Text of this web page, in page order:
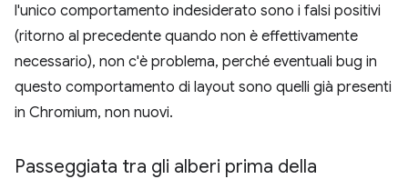
l'unico comportamento indesiderato sono i falsi positivi
(ritorno al precedente quando non è effettivamente
necessario), non c'è problema, perché eventuali bug in
questo comportamento di layout sono quelli già presenti
in Chromium, non nuovi.
Passeggiata tra gli alberi prima della